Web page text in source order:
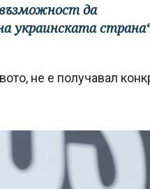
да
украинската
не е получавал